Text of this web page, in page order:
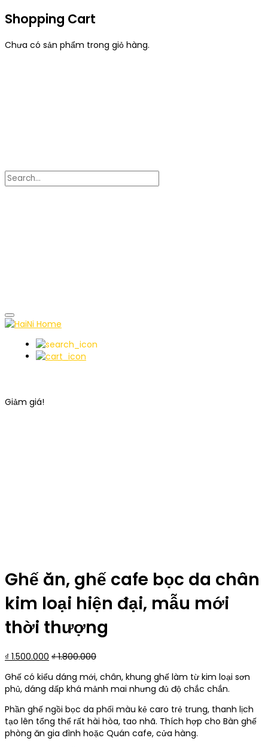
Shopping Cart
Chưa có sản phẩm trong giỏ hàng.
Giảm giá!
Ghế ăn, ghế cafe bọc da chân
kim loại hiện đại, mẫu mới
thời thượng
₫ 1.500.000 ₫1.800.000
Ghế có kiểu dáng mới, chân, khung ghế làm từ kim loại sơn
phủ, dáng dấp khá mảnh mai nhưng đủ độ chắc chắn.
Phần ghế ngồi bọc da phối màu kẻ caro trẻ trung, thanh lịch
tạo lên tổng thể rất hài hòa, tao nhã. Thích hợp cho Bàn ghế
phòng ăn gia đình hoặc Quán cafe, cửa hàng.